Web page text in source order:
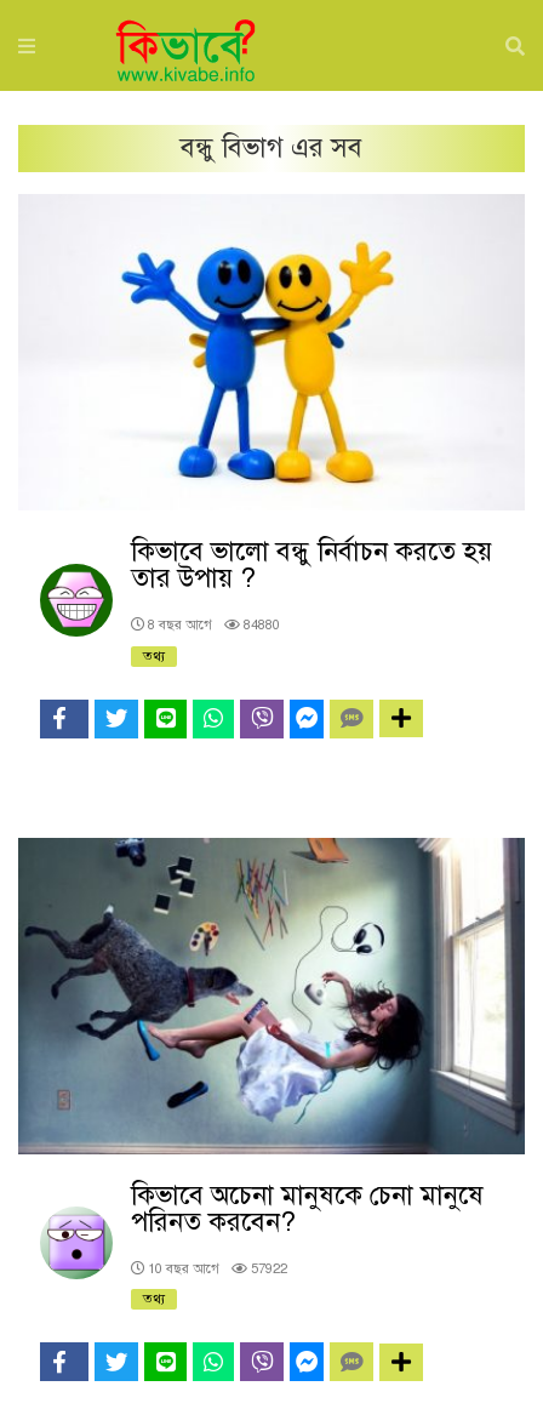
বন্ধুবিভাগ এর সব
কিভাবে ভালো বন্ধু নির্বাচন করতে হয়
তার উপায় ?
8 বছর আগে
84880
তথ্য
কিভাবে অচেনা মানুষকে চেনা মানুষে
পরিনত করবেন?
10 বছর আগে
57922
তথ্য